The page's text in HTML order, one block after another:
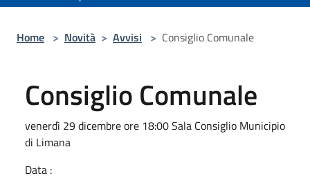
Home > Novità > Avvisi > Consiglio Comunale
Consiglio Comunale
venerdì 29 dicembre ore 18:00 Sala Consiglio Municipio
di Limana
Data :